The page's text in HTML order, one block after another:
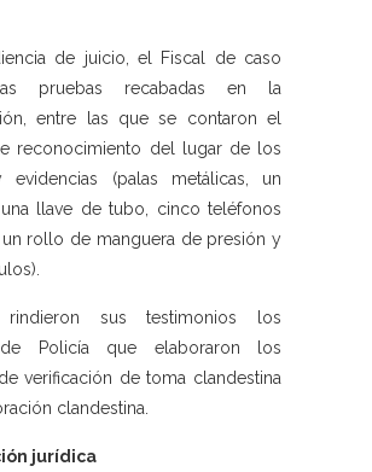
de juicio, el Fiscal de caso
pruebas recabadas en la
entre las que se contaron el
reconocimiento del lugar de los
evidencias (palas metálicas, un
llave de tubo, cinco teléfonos
un rollo de manguera de presión y
rindieron sus testimonios los
Policía que elaboraron los
verificación de toma clandestina
clandestina.
jurídica